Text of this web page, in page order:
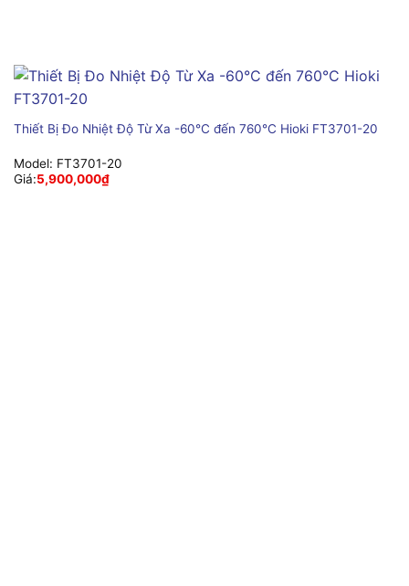
Thiết Bị Đo Nhiệt Độ Từ Xa -60°C đến 760°C Hioki FT3701-20
Model: FT3701-20
Giá:5,900,000₫